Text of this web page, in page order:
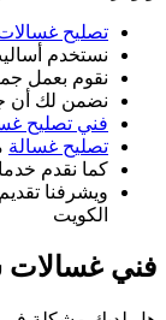
تصليح
نستخدم
نقوم بعمل
نضمن لك أن جميع قطع
فني تصليح
تصليح غسالة
كما نقدم
ويشرفنا
الكويت
فني